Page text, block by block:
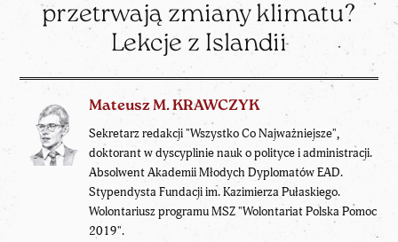
przetrwają zmiany klimatu?
Lekcje z Islandii
Mateusz M. KRAWCZYK
Sekretarz redakcji "Wszystko Co Najważniejsze",
doktorant w dyscyplinie nauk o polityce i administracji.
Absolwent Akademii Młodych Dyplomatów EAD.
Stypendysta Fundacji im. Kazimierza Pułaskiego.
Wolontariusz programu MSZ "Wolontariat Polska Pomoc
2019".